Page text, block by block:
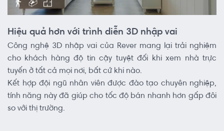
Hiệu quả hơn với trình diễn 3D nhập vai
Công nghệ 3D nhập vai của Rever mang lại trải nghiệm
cho khách hàng độ tin cậy tuyệt đối khi xem nhà trực
tuyến ở tất cả mọi nơi, bất cứ khi nào.
Kết hợp đội ngũ nhân viên được đào tạo chuyên nghiệp,
tính năng này đã giúp cho tốc độ bán nhanh hơn gấp đôi
so với thị trường.